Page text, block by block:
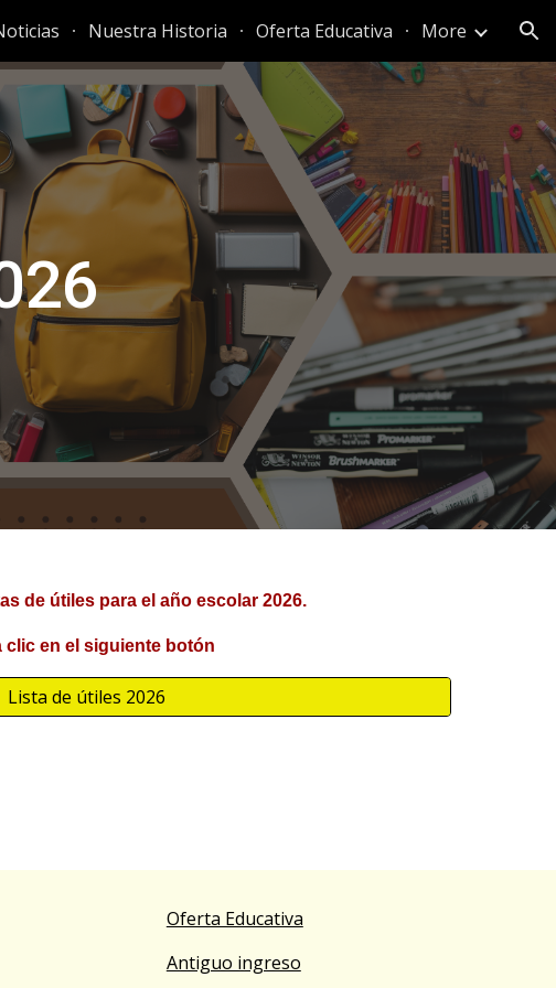
Nuestra Historia Oferta Educativa More
de útiles para el año escolar 2026.
clic en el siguiente botón
Lista de útiles 2026
Oferta Educativa
Antiguo ingreso